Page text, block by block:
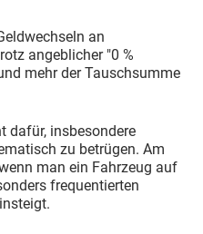
an
angeblicher "0 %
mehr der Tauschsumme
dafür, insbesondere
zu betrügen. Am
man ein Fahrzeug auf
frequentierten